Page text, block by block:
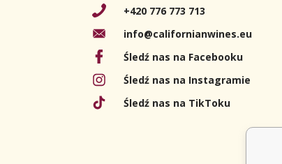
+420 776 773 713
info@californianwines.eu
Śledź nas na Facebooku
Śledź nas na Instagramie
Śledź nas na TikToku